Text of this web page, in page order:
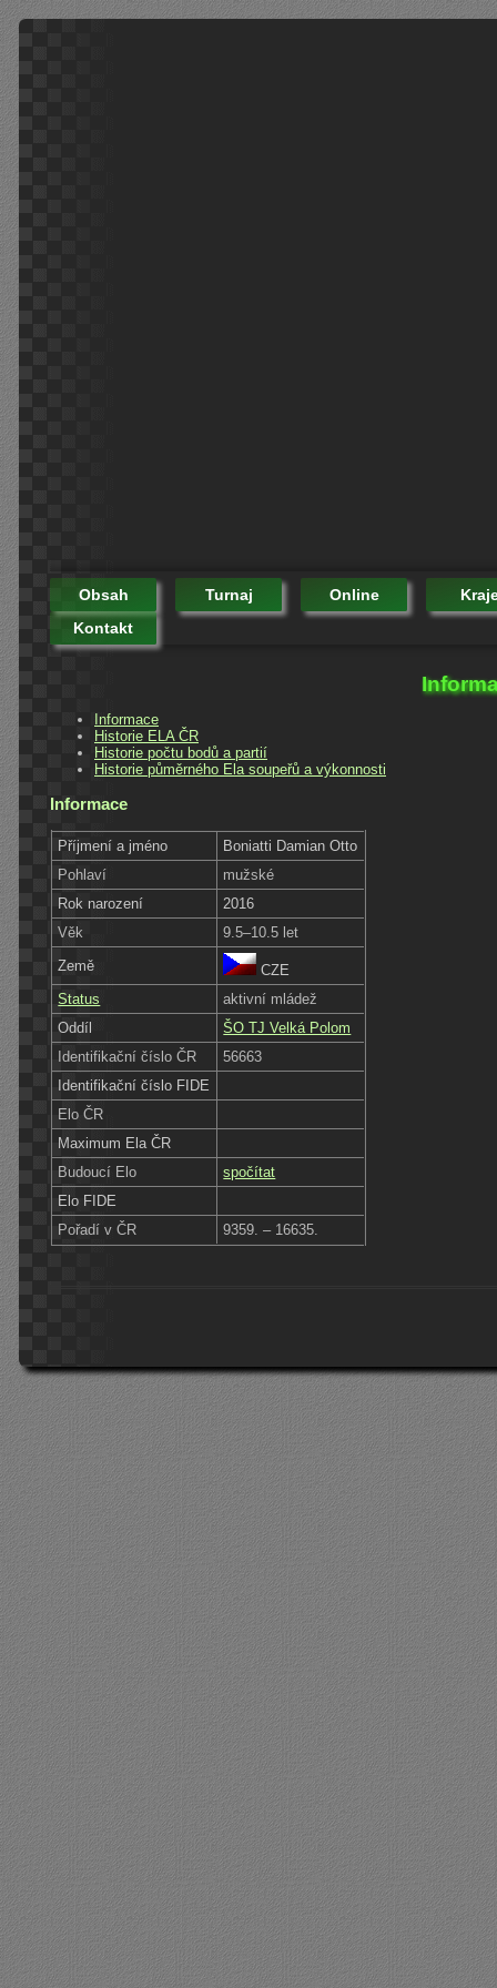
Obsah Turnaj Online
Kontakt
Informace
Historie ELA ČR
Historie počtu bodů a partií
Historie půměrného Ela soupeřů a výkonnosti
Informace
Příjmení a jméno
Boniatti Damian Otto
Pohlaví
mužské
Rok narození
2016
Věk
9.5–10.5 let
Země
CZE
Status
aktivní mládež
Oddíl
ŠO TJ Velká Polom
Identifikační číslo ČR
56663
Identifikační číslo FIDE
Elo ČR
Maximum Ela ČR
Budoucí Elo
spočítat
Elo FIDE
Pořadí v ČR
9359. – 16635.